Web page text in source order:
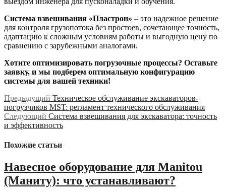
Система взвешивания «Пластрон» – это надежное решение
для контроля грузопотока без простоев, сочетающее точность,
адаптацию к сложным условиям работы и выгодную цену по
сравнению с зарубежными аналогами.
Хотите оптимизировать погрузочные процессы? Оставьте
заявку, и мы подберем оптимальную конфигурацию
системы для вашей техники!
Навигация
по
записям
Предыдущий Предыдущая
запись:
Техническое обслуживание экскаваторов-
погрузчиков MST: регламент технического обслуживания
Следующий Следующая
запись:
Система взвешивания для экскаватора: точность
и эффективность
Похожие статьи
Навесное оборудование для Manitou
(Маниту): что устанавливают?